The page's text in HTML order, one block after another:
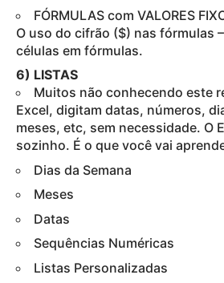
FÓRMULAS com VALORES
O uso do cifrão ($) nas fórmulas
células em fórmulas.
6) LISTAS
Muitos não conhecendo este
Excel, digitam datas, números,
meses, etc, sem necessidade. O
sozinho. É o que você vai
Dias da Semana
Meses
Datas
Sequências Numéricas
Listas Personalizadas